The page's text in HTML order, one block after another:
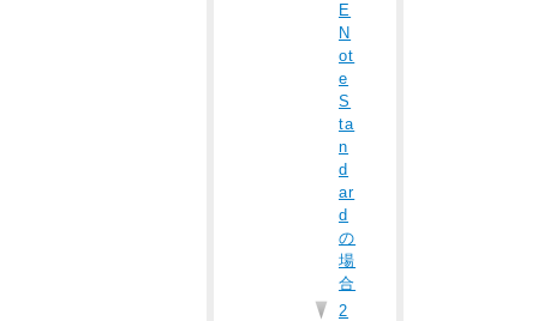
E
N
ot
e
S
ta
n
d
ar
d
の
場
合
2